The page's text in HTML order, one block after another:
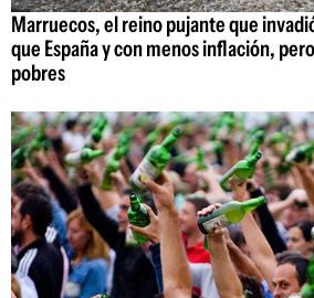
Marruecos, el reino pujante que
que España y con menos inflación,
pobres